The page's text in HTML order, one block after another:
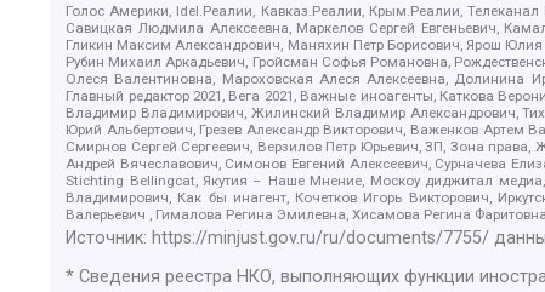
Голос Америки, Idel.Реалии, Кавказ.Реалии, Крым.Реалии,
Савицкая Людмила Алексеевна, Маркелов Сергей Евгеньевич,
Гликин Максим Александрович, Маняхин Петр Борисович, Ярош
Рубин Михаил Аркадьевич, Гройсман Софья Романовна,
Олеся Валентиновна, Мароховская Алеся Алексеевна, Долинина
Главный редактор 2021, Вега 2021, Важные иноагенты, Каткова
Владимир Владимирович, Жилинский Владимир Александрович,
Юрий Альбертович, Грезев Александр Викторович, Важенков Артем
Смирнов Сергей Сергеевич, Верзилов Петр Юрьевич, ЗП, Зона
Андрей Вячеславович, Симонов Евгений Алексеевич, Сурначева
Stichting Bellingcat, Якутия – Наше Мнение, Москоу диджитал
Владимирович, Как бы инагент, Кочетков Игорь Викторович,
Валерьевич , Гималова Регина Эмилевна, Хисамова Регина Фаритовна
Источник: https://minjust.gov.ru/ru/documents/7755/
* Сведения реестра НКО, выполняющих функции